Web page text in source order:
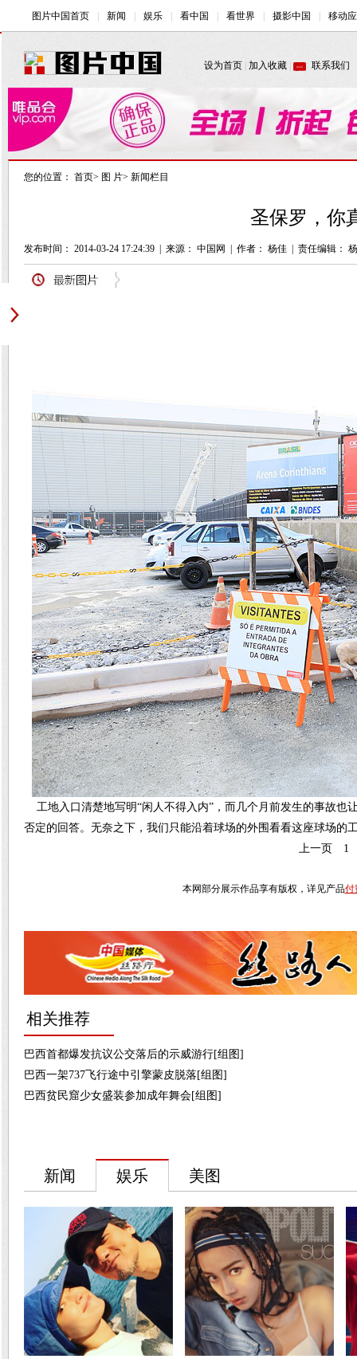
您的位置： 首页> 图 片> 新闻栏目
圣保罗，你
发布时间： 2014-03-24 17:24:39 来源： 中国网 作者： 杨佳 责任编辑：
工地入口清楚地写明“闲人不得入内”，而几个月前发生的事故也
否定的回答。 无奈之下，我们只能沿着球场的外围看看这座球场的
上一页
1
本网部分展示作品享有版权，详见产品付
相关推荐
巴西首都爆发抗议公交落后的示威游行[组图]
巴西一架737飞行途中引擎蒙皮脱落[组图]
巴西贫民窟少女盛装参加成年舞会[组图]